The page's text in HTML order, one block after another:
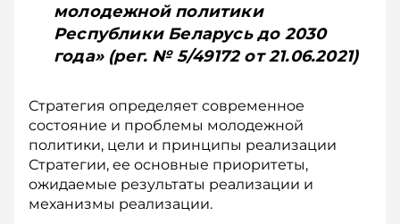
молодежной политики
Республики Беларусь до 2030
года» (рег. № 5/49172 от 21.06.2021)
Стратегия определяет современное
состояние и проблемы молодежной
политики, цели и принципы реализации
Стратегии, ее основные приоритеты,
ожидаемые результаты реализации и
механизмы реализации.